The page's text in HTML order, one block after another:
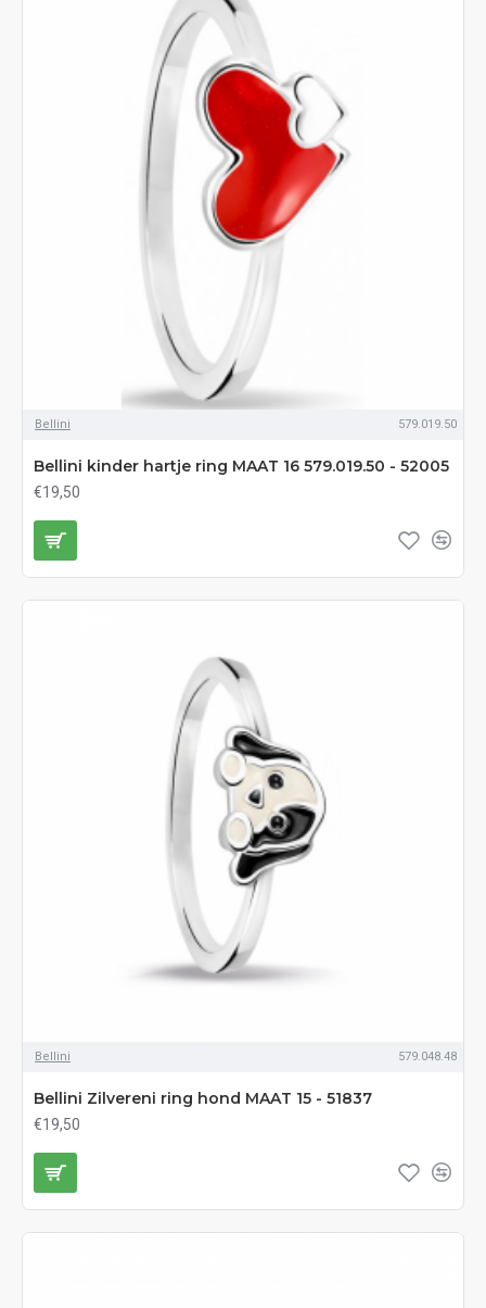
Bellini 579.019.50
Bellini kinder hartje ring MAAT 16 579.019.50 - 52005
€19,50
Bellini 579.048.48
Bellini Zilvereni ring hond MAAT 15 - 51837
€19,50